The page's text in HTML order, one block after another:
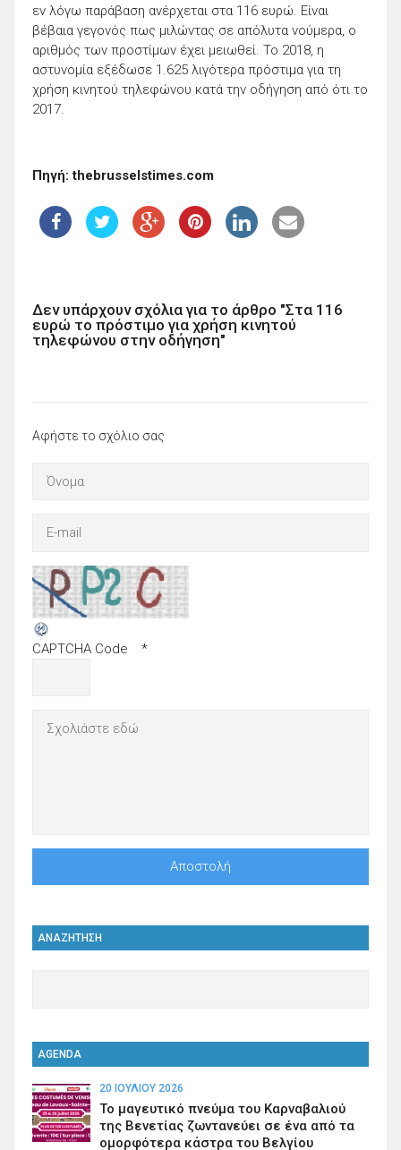
εν λόγω παράβαση ανέρχεται στα 116 ευρώ. Είναι
βέβαια γεγονός πως μιλώντας σε απόλυτα νούμερα, ο
αριθμός των προστίμων έχει μειωθεί. Το 2018, η
αστυνομία εξέδωσε 1.625 λιγότερα πρόστιμα για τη
χρήση κινητού τηλεφώνου κατά την οδήγηση από ότι το
2017.
Πηγή: thebrusselstimes.com
Δεν υπάρχουν σχόλια για το άρθρο "Στα 116
ευρώ το πρόστιμο για χρήση κινητού
τηλεφώνου στην οδήγηση"
Αφήστε το σχόλιο σας
CAPTCHA Code *
ΑΝΑΖΗΤΗΣΗ
AGENDA
20 ΙΟΥΛΊΟΥ 2026
Το μαγευτικό πνεύμα του Καρναβαλιού
της Βενετίας ζωντανεύει σε ένα από τα
ομορφότερα κάστρα του Βελγίου